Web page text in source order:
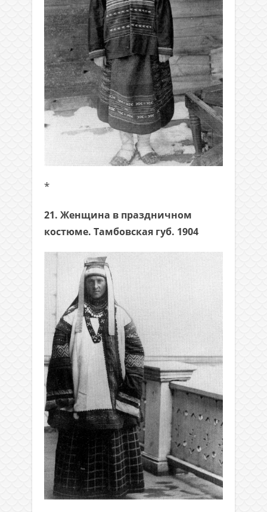
*
21. Женщина в праздничном
костюме. Тамбовская губ. 1904